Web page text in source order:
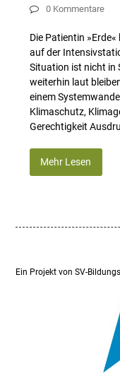
0 Kommentare
Die Patientin
auf der
Situation ist nicht in
weiterhin laut
einem
Klimaschutz,
Gerechtigkeit
Mehr Lesen
Ein Projekt von SV-